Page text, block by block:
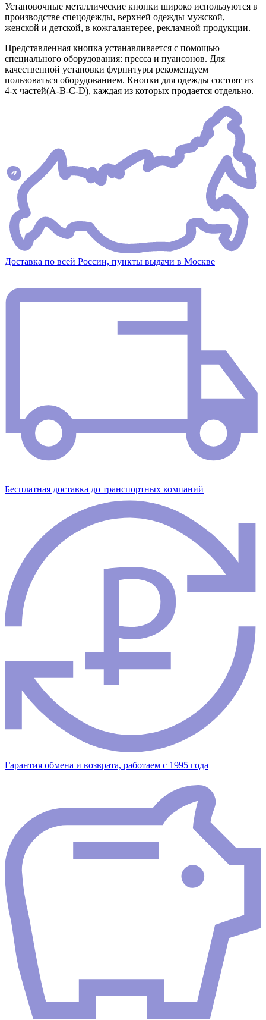
Установочные металлические кнопки широко используются в
производстве спецодежды, верхней одежды мужской,
женской и детской, в кожгалантерее, рекламной продукции.
Представленная кнопка устанавливается с помощью
специального оборудования: пресса и пуансонов. Для
качественной установки фурнитуры рекомендуем
пользоваться оборудованием. Кнопки для одежды состоят из
4-х частей(А-В-С-D), каждая из которых продается отдельно.
Доставка по всей России, пункты выдачи в Москве
Бесплатная доставка до транспортных компаний
Гарантия обмена и возврата, работаем с 1995 года